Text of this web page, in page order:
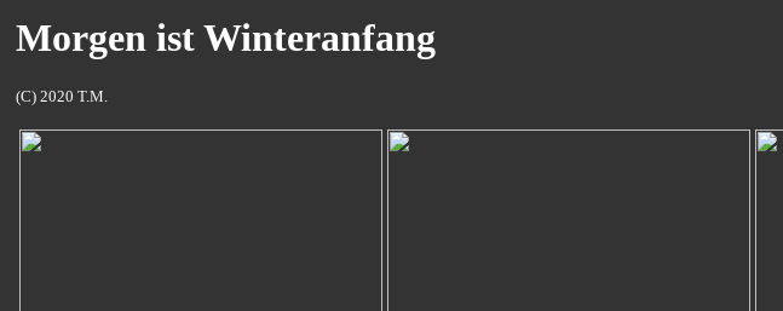
Morgen ist Winteranfang
(C) 2020 T.M.